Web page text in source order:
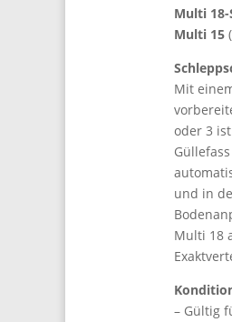
Multi
Multi 15
Mit
oder 3
und in
Multi 18
– Gültig